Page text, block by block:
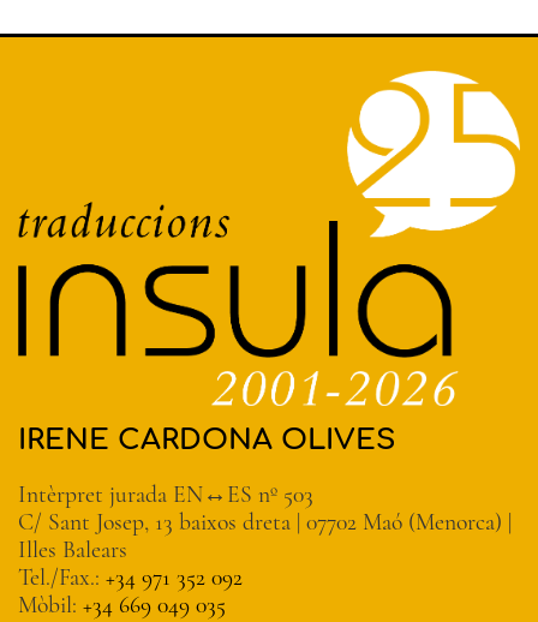
IRENE CARDONA OLIVES
Intèrpret jurada EN↔ES nº 503
C/ Sant Josep, 13 baixos dreta | 07702 Maó (Menorca) |
Illes Balears
Tel./Fax.: +34 971 352 092
Mòbil: +34 669 049 035